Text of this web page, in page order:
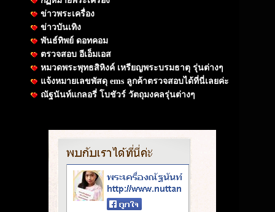
ข่าวพระเครื่อง
ข่าวบันเทิง
พันธ์ทิพย์ ดอทคอม
ตรวจสอบ อีเอ็มเอส
หมวดพระพุทธสิหิงค์ เหรียญพระบรมธาตุ รุ่นต่างๆ
แจ้งหมายเลขพัสดุ ems ลูกค้าตรวจสอบได้ที่นี่เลยค่ะ
ณัฐนันท์แกลอรี่ โบชัวร์ วัตถุมงคลรุ่นต่างๆ